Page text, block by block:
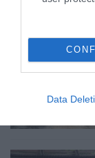
Data